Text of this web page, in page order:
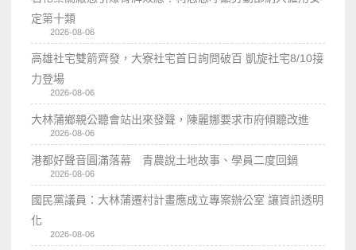
定第十類
2026-08-06
高雄社宅雙箭齊發，大寮社宅首日詢問破百 凱旋社宅8/10接
力登場
2026-08-06
大林蒲鄉親公聽會站出來發聲，陳麗娜要求市府傾聽改進
2026-08-06
港都好聲音圓滿落幕 青農說土地故事、學員二度回鍋
2026-08-06
國民黨議員：大林蒲遷村計畫應成立專案辦公室 讓資訊透明
化
2026-08-06